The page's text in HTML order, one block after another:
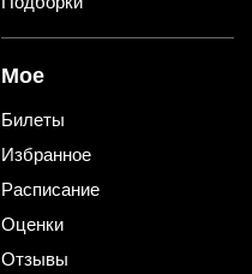
Мое
Билеты
Избранное
Расписание
Оценки
Отзывы